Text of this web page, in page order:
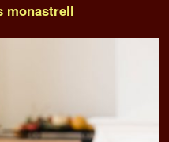
monastrell